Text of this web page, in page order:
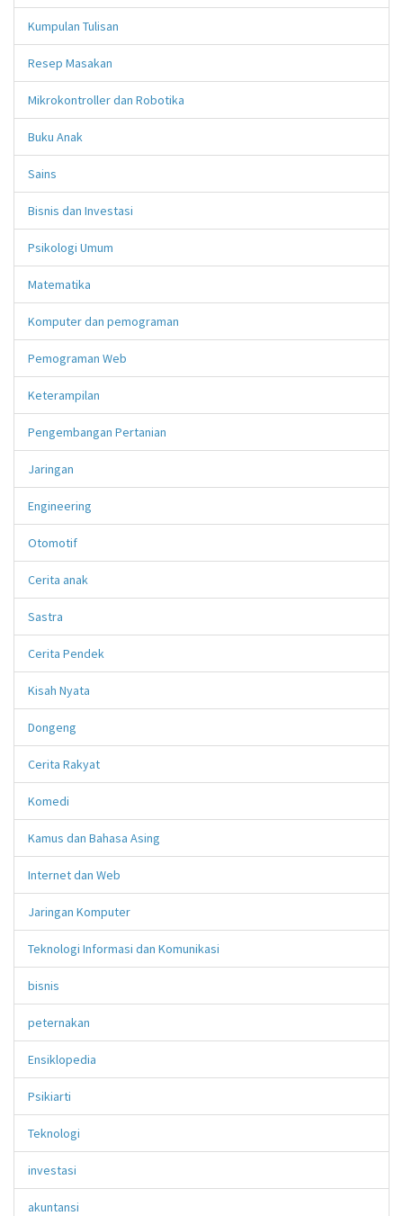
Kumpulan Tulisan
Resep Masakan
Mikrokontroller dan Robotika
Buku Anak
Sains
Bisnis dan Investasi
Psikologi Umum
Matematika
Komputer dan pemograman
Pemograman Web
Keterampilan
Pengembangan Pertanian
Jaringan
Engineering
Otomotif
Cerita anak
Sastra
Cerita Pendek
Kisah Nyata
Dongeng
Cerita Rakyat
Komedi
Kamus dan Bahasa Asing
Internet dan Web
Jaringan Komputer
Teknologi Informasi dan Komunikasi
bisnis
peternakan
Ensiklopedia
Psikiarti
Teknologi
investasi
akuntansi